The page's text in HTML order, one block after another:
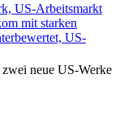
US-Arbeitsmarkt
mit starken
US-
neue US-Werke